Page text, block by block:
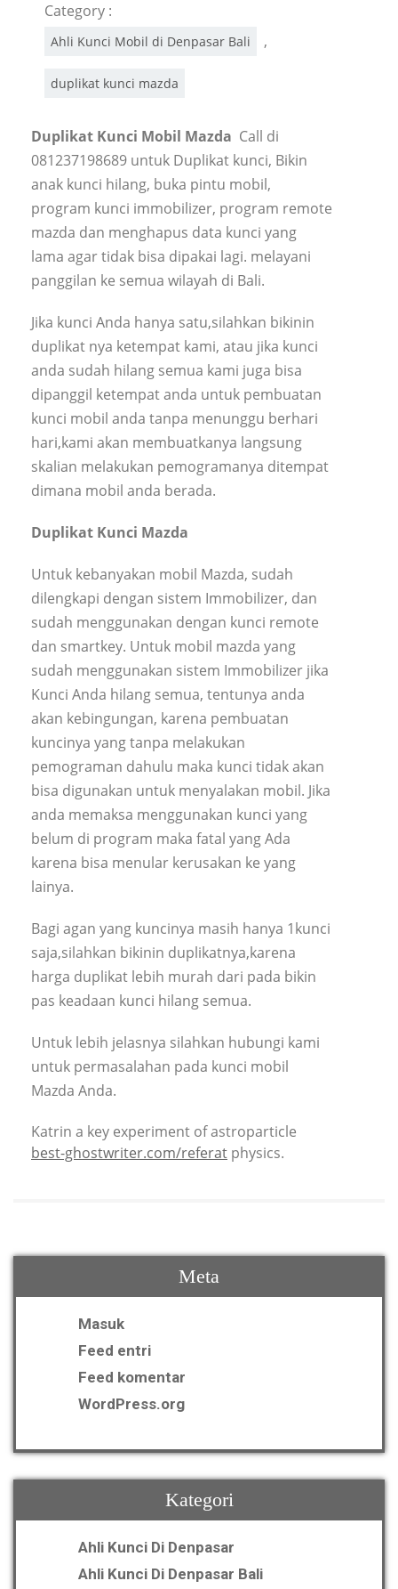
Category :
Ahli Kunci Mobil di Denpasar Bali ,
duplikat kunci mazda
Duplikat Kunci Mobil Mazda Call di
081237198689 untuk Duplikat kunci, Bikin
anak kunci hilang, buka pintu mobil,
program kunci immobilizer, program remote
mazda dan menghapus data kunci yang
lama agar tidak bisa dipakai lagi. melayani
panggilan ke semua wilayah di Bali.
Jika kunci Anda hanya satu,silahkan bikinin
duplikat nya ketempat kami, atau jika kunci
anda sudah hilang semua kami juga bisa
dipanggil ketempat anda untuk pembuatan
kunci mobil anda tanpa menunggu berhari
hari,kami akan membuatkanya langsung
skalian melakukan pemogramanya ditempat
dimana mobil anda berada.
Duplikat Kunci Mazda
Untuk kebanyakan mobil Mazda, sudah
dilengkapi dengan sistem Immobilizer, dan
sudah menggunakan dengan kunci remote
dan smartkey. Untuk mobil mazda yang
sudah menggunakan sistem Immobilizer jika
Kunci Anda hilang semua, tentunya anda
akan kebingungan, karena pembuatan
kuncinya yang tanpa melakukan
pemograman dahulu maka kunci tidak akan
bisa digunakan untuk menyalakan mobil. Jika
anda memaksa menggunakan kunci yang
belum di program maka fatal yang Ada
karena bisa menular kerusakan ke yang
lainya.
Bagi agan yang kuncinya masih hanya 1kunci
saja,silahkan bikinin duplikatnya,karena
harga duplikat lebih murah dari pada bikin
pas keadaan kunci hilang semua.
Untuk lebih jelasnya silahkan hubungi kami
untuk permasalahan pada kunci mobil
Mazda Anda.
Katrin a key experiment of astroparticle
best-ghostwriter.com/referat physics.
Meta
Masuk
Feed entri
Feed komentar
WordPress.org
Kategori
Ahli Kunci Di Denpasar
Ahli Kunci Di Denpasar Bali